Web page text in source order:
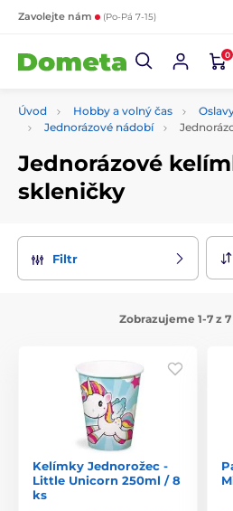
Zavolejte nám (Po-Pá 7-15)
0
Úvod Hobby a volný čas
Jednorázové nádobí
Jednorázové
skleničky
Filtr
Zobrazujeme 1-7 z
Kelímky Jednorožec -
Little Unicorn 250ml / 8
ks